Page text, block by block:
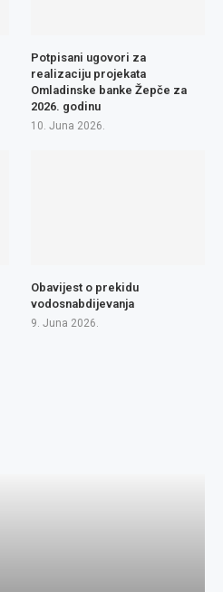
Potpisani ugovori za
realizaciju projekata
Omladinske banke Žepče za
2026. godinu
10. Juna 2026.
Obavijest o prekidu
vodosnabdijevanja
9. Juna 2026.